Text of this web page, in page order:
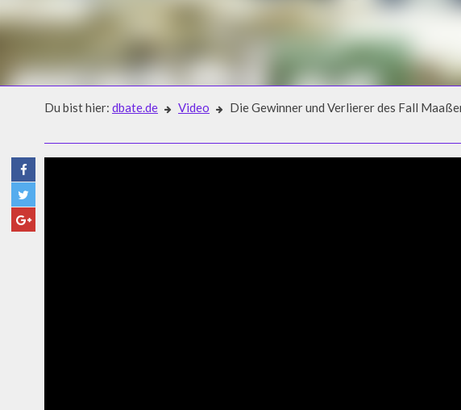
Du bist hier: dbate.de Video Die Gewinner und Verlierer des Fall